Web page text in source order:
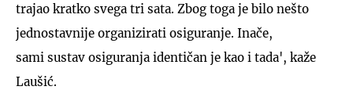
trajao kratko svega tri sata. Zbog toga je bilo nešto
jednostavnije organizirati osiguranje. Inače,
sami sustav osiguranja identičan je kao i tada', kaže
Laušić.